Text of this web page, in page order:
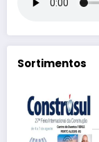
Sortimentos